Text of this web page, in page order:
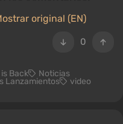
original (EN)
0
Back Noticias
Lanzamientos video